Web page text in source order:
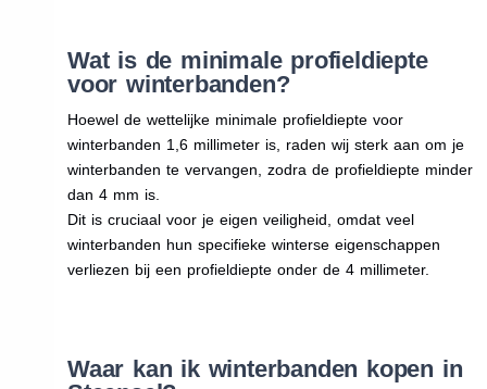
Wat is de minimale profieldiepte
voor winterbanden?
Hoewel de wettelijke minimale profieldiepte voor
winterbanden 1,6 millimeter is, raden wij sterk aan om je
winterbanden te vervangen, zodra de profieldiepte minder
dan 4 mm is.
Dit is cruciaal voor je eigen veiligheid, omdat veel
winterbanden hun specifieke winterse eigenschappen
verliezen bij een profieldiepte onder de 4 millimeter.
Waar kan ik winterbanden kopen in